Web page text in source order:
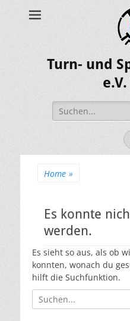
Turn- und
Suche
nach:
Home »
Es konnte
werden.
Es sieht so aus, als ob
konnten, wonach du
hilft die Suchfunktion.
Suche
nach: